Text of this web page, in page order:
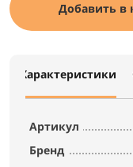
Добавить в
Характеристики
Артикул
Бренд